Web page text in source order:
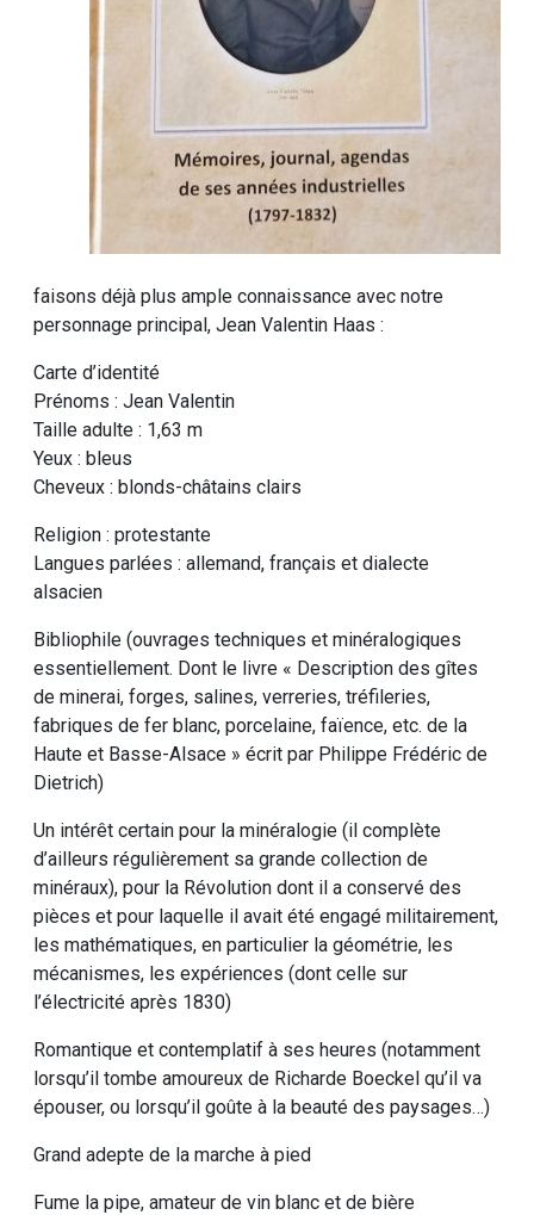
faisons déjà plus ample connaissance avec notre
personnage principal, Jean Valentin Haas :
Carte d’identité
Prénoms : Jean Valentin
Taille adulte : 1,63 m
Yeux : bleus
Cheveux : blonds-châtains clairs
Religion : protestante
Langues parlées : allemand, français et dialecte
alsacien
Bibliophile (ouvrages techniques et minéralogiques
essentiellement. Dont le livre « Description des gîtes
de minerai, forges, salines, verreries, tréfileries,
fabriques de fer blanc, porcelaine, faïence, etc. de la
Haute et Basse-Alsace » écrit par Philippe Frédéric de
Dietrich)
Un intérêt certain pour la minéralogie (il complète
d’ailleurs régulièrement sa grande collection de
minéraux), pour la Révolution dont il a conservé des
pièces et pour laquelle il avait été engagé militairement,
les mathématiques, en particulier la géométrie, les
mécanismes, les expériences (dont celle sur
l’électricité après 1830)
Romantique et contemplatif à ses heures (notamment
lorsqu’il tombe amoureux de Richarde Boeckel qu’il va
épouser, ou lorsqu’il goûte à la beauté des paysages…)
Grand adepte de la marche à pied
Fume la pipe, amateur de vin blanc et de bière